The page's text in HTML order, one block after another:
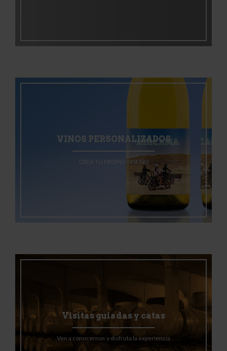
VINOS PERSONALIZADOS
CREA TU PROPIO DISEÑO
Visitas guiadas y catas
Ven a conocernos y disfruta la experiencia